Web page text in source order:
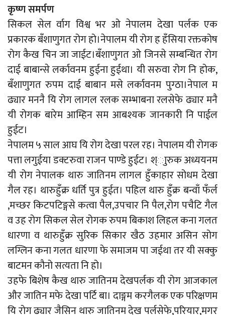
कृष्ण समर्पण
सिकल सेल र्वाग विश्व भर ओ नेपालम देखा पर्लक एक
प्रकारक बँशाणुगत रोग हो।नेपालम यी रोग ह हँसिया रक्तकोष
रोग कैख चिन जा जाईट।बँशाणुगत ओ जिनसे सम्बन्धित रोग
दाई बाबान्से लर्कावनम हुईना हुईथा। यी सरुवा रोग नि होक,
बँशाणुगत रुपम दाई बाबान मसे लर्कावनम पुग्ठा।नेपाल म
ढ्यार मननै यि रोग लागल रलक सम्भाबना रलसेफे ढ्यार मनै
यी रोगक बारेम आम्हिन सम आबश्यक जानकारी नि पाईल
हुईट।
नेपालम ५ साल आघ यि रोग देखा परल रह। नेपालम यी रोगक
पत्ता लगुईया डक्टरुवा राजन पाण्डे हुईट। श्ाुरुक अध्ययनम
यी रोग नेपालक थारु जातिनम लागल हुँकाहार सोधम देखा
गैल रह। थारुहुँक्र धर्ति पुत्र हुईत। पहिल थारु हुँक्र बन्वाँ फँर्ल
,मच्छर किटपटिङ्गसे कत्वा पैल,उपचार नि पैल,रोग पचैटि गैल
व उह रोग सिकल सेल रोगक रुपम बिकाश लिहल कना गलत
धारणा व थारुहुँक्र सुरिक सिकार खैठ उहमार असिन सोग
लग्लिन कना गलत धारणा फे समाजम पा जईथा तर यी सक्कु
बाटमन कौनो सत्यता नि हो।
उहफे बिशेष कैख थारु जातिनम देखपर्लक यी रोग आजकाल
और जातिन मफे देखा पर्टि बा। दाङ्गम करगैलक एक परिक्षणम
यि रोग ढ्यार जैसिन थारु जातिनम देख पर्लसेफे,परियार,मगर